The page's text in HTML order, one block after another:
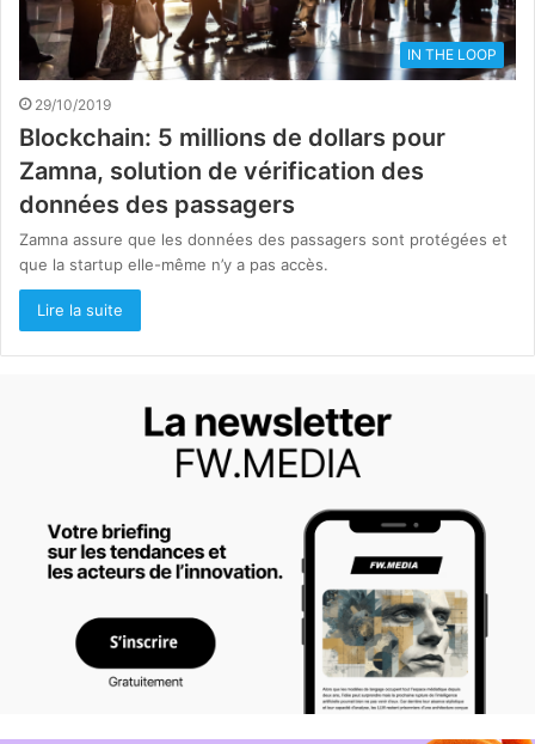
IN THE LOOP
29/10/2019
Blockchain: 5 millions de dollars pour
Zamna, solution de vérification des
données des passagers
Zamna assure que les données des passagers sont protégées et
que la startup elle-même n’y a pas accès.
Lire la suite